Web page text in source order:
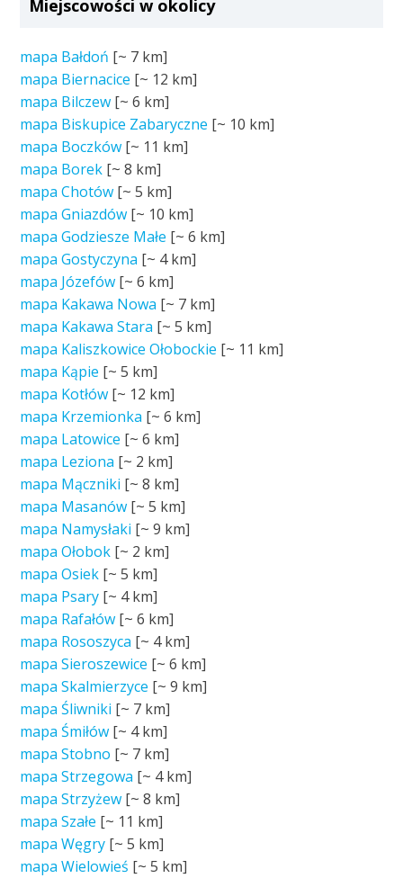
Miejscowości w okolicy
mapa Bałdoń [~ 7 km]
mapa Biernacice [~ 12 km]
mapa Bilczew [~6 km]
mapa Biskupice Zabaryczne [~ 10 km]
mapa Boczków [~ 11 km]
mapa Borek [~8 km]
mapa Chotów [~5 km]
mapa Gniazdów [~ 10 km]
mapa Godziesze Małe [~6 km]
mapa Gostyczyna [~ 4 km]
mapa Józefów [~6 km]
mapa Kakawa Nowa [~ 7 km]
mapa Kakawa Stara [~5 km]
mapa Kaliszkowice Ołobockie [~ 11 km]
mapa Kąpie [~5 km]
mapa Kotłów [~ 12 km]
mapa Krzemionka [~6 km]
mapa Latowice [~6 km]
mapa Leziona [~ 2 km]
mapa Mączniki [~8 km]
mapa Masanów [~5 km]
mapa Namysłaki [~9 km]
mapa Ołobok [~ 2 km]
mapa Osiek [~5 km]
mapa Psary [~ 4 km]
mapa Rafałów [~6 km]
mapa Rososzyca [~ 4 km]
mapa Sieroszewice [~6 km]
mapa Skalmierzyce [~9 km]
mapa Śliwniki [~ 7 km]
mapa Śmiłów [~ 4 km]
mapa Stobno [~ 7 km]
mapa Strzegowa [~ 4 km]
mapa Strzyżew [~8 km]
mapa Szałe [~ 11 km]
mapa Węgry [~5 km]
mapa Wielowieś [~5 km]